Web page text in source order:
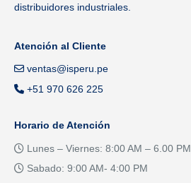
distribuidores industriales.
Atención al Cliente
ventas@isperu.pe
+51 970 626 225
Horario de Atención
Lunes – Viernes: 8:00 AM – 6.00 PM
Sabado: 9:00 AM- 4:00 PM